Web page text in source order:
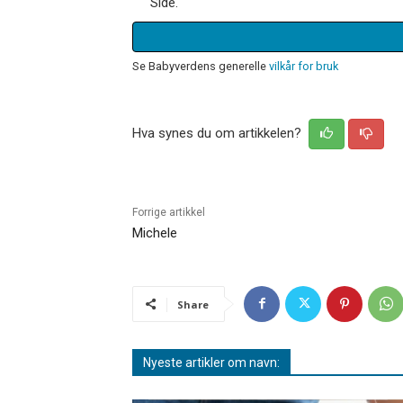
Se Babyverdens generelle vilkår for bruk
Hva synes du om artikkelen?
Forrige artikkel
Michele
Share
Nyeste artikler om navn: